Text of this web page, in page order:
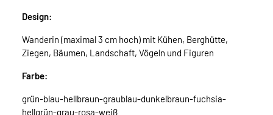
Design:
Wanderin (maximal 3 cm hoch) mit Kühen, Berghütte,
Ziegen, Bäumen, Landschaft, Vögeln und Figuren
Farbe:
grün-blau-hellbraun-graublau-dunkelbraun-fuchsia-
hellgrün-grau-rosa-weiß